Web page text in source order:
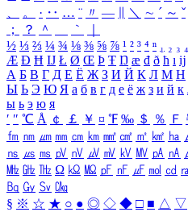
、
。 · ‥ … ¨ 〃 ― ＼ ∼ ´ ～ ˇ
；
？ ＾ ｀
½ ⅓ ⅔ ¼ ¾ ⅛ ⅜ ⅝ ⅞ ¹ ² ³ ⁴ ⁿ ₁ ₂ ₃ ₄
Æ Ð Ħ Ĳ Ł Ø Œ Þ Ŧ Ŋ æ đ ð ħ ı ĳ
А Б В Г Д Е Ё Ж З И Й К Л М Н
Ы Ь Э Ю Я а б в г д е ё ж з и й к
ы ь э ю я
′ ″ ℃ Å ￠ ￡ ￥ ¤ ℉ ‰ ＄ ％ Ｆ
㎙ ㎚ ㎛ ㎜ ㎝ ㎞ ㎟ ㎠ ㎡ ㎢ ㏊
㎱ ㎲ ㎳ ㎴ ㎵ ㎶ ㎷ ㎸ ㎹ ㎀ ㎁
㎒ ㎓ ㎔ Ω ㏀ ㏁ ㎊ ㎋ ㎌ ㏖ ㏅
㏃ ㏉ ㏜ ㏆
§ ※ ☆ ★ ○ ● ◎ ◇ ◆ □ ■ △ ▽